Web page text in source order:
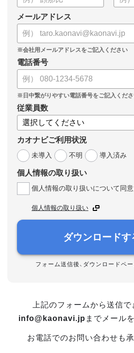
メールアドレス
電話番号
従業員数
カオナビご利用状況
未導入
不明 導入済み
個人情報の取り扱い
個人情報の取り扱いについて同意
個人情報の取り扱い
ダウンロードす
フォーム送信後、ダウンロードペ
上記のフォームから送信で
info@kaonavi.jp までメール
お電話でのお問い合わせも